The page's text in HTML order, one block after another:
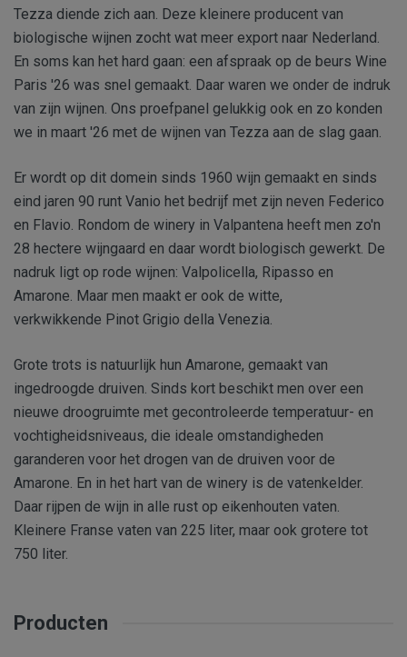
Tezza diende zich aan. Deze kleinere producent van
biologische wijnen zocht wat meer export naar Nederland.
En soms kan het hard gaan: een afspraak op de beurs Wine
Paris '26 was snel gemaakt. Daar waren we onder de indruk
van zijn wijnen. Ons proefpanel gelukkig ook en zo konden
we in maart '26 met de wijnen van Tezza aan de slag gaan.
Er wordt op dit domein sinds 1960 wijn gemaakt en sinds
eind jaren 90 runt Vanio het bedrijf met zijn neven Federico
en Flavio. Rondom de winery in Valpantena heeft men zo'n
28 hectere wijngaard en daar wordt biologisch gewerkt. De
nadruk ligt op rode wijnen: Valpolicella, Ripasso en
Amarone. Maar men maakt er ook de witte,
verkwikkende Pinot Grigio della Venezia.
Grote trots is natuurlijk hun Amarone, gemaakt van
ingedroogde druiven. Sinds kort beschikt men over een
nieuwe droogruimte met gecontroleerde temperatuur- en
vochtigheidsniveaus, die ideale omstandigheden
garanderen voor het drogen van de druiven voor de
Amarone. En in het hart van de winery is de vatenkelder.
Daar rijpen de wijn in alle rust op eikenhouten vaten.
Kleinere Franse vaten van 225 liter, maar ook grotere tot
750 liter.
Producten